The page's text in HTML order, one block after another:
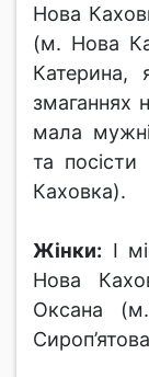
Нова
(м. Нова
змаганнях
мала
та
Каховка).
Жінки: І
Нова
Оксана